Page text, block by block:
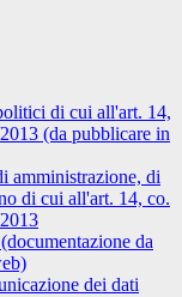
di cui all'art. 14,
(da pubblicare in
amministrazione, di
di cui all'art. 14, co.
da
dei dati